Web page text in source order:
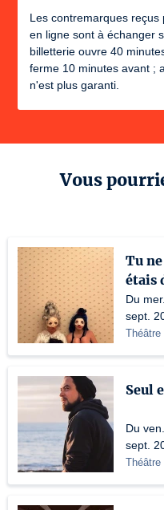
Vous
Tu
étais
Du
sept.
Théâtre
Seul
Du
sept.
Théâtre
Les contremarques
en ligne sont à échanger
billetterie ouvre 40
ferme 10 minutes avant ;
n'est plus garanti.